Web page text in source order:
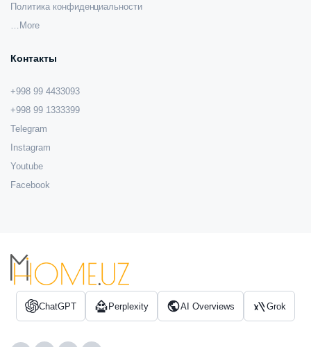
Политика конфиденциальности
…More
Контакты
+998 99 4433093
+998 99 1333399
Telegram
Instagram
Youtube
Facebook
ChatGPT Perplexity AI Overviews Grok